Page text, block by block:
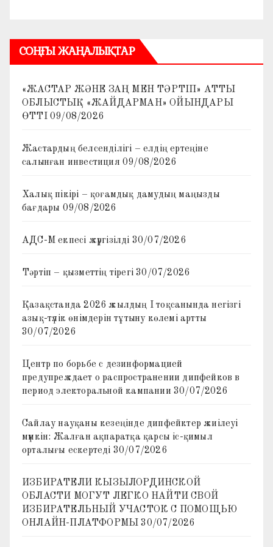
СОҢҒЫ ЖАҢАЛЫҚТАР
«ЖАСТАР ЖӘНЕ ЗАҢ МЕН ТӘРТІП» АТТЫ
ОБЛЫСТЫҚ «ЖАЙДАРМАН» ОЙЫНДАРЫ
ӨТТІ 09/08/2026
Жастардың белсенділігі – елдің ертеңіне
салынған инвестиция 09/08/2026
Халық пікірі – қоғамдық дамудың маңызды
бағдары 09/08/2026
АДС-М екпесі жүргізілді 30/07/2026
Тәртіп – қызметтің тірегі 30/07/2026
Қазақстанда 2026 жылдың I тоқсанында негізгі
азық-түлік өнімдерін тұтыну көлемі артты
30/07/2026
Центр по борьбе с дезинформацией
предупреждает о распространении дипфейков в
период электоральной кампании 30/07/2026
Сайлау науқаны кезеңінде дипфейктер жиілеуі
мүмкін: Жалған ақпаратқа қарсы іс-қимыл
орталығы ескертеді 30/07/2026
ИЗБИРАТЕЛИ КЫЗЫЛОРДИНСКОЙ
ОБЛАСТИ МОГУТ ЛЕГКО НАЙТИ СВОЙ
ИЗБИРАТЕЛЬНЫЙ УЧАСТОК С ПОМОЩЬЮ
ОНЛАЙН-ПЛАТФОРМЫ 30/07/2026